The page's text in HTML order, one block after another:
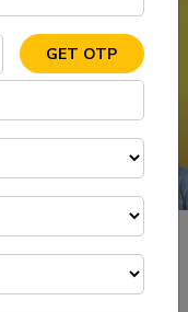
gold at the best rates
Point, one of the Safe
GET OTP